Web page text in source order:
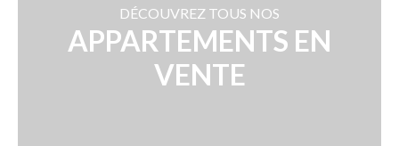
DÉCOUVREZ TOUS NOS
APPARTEMENTS EN
VENTE